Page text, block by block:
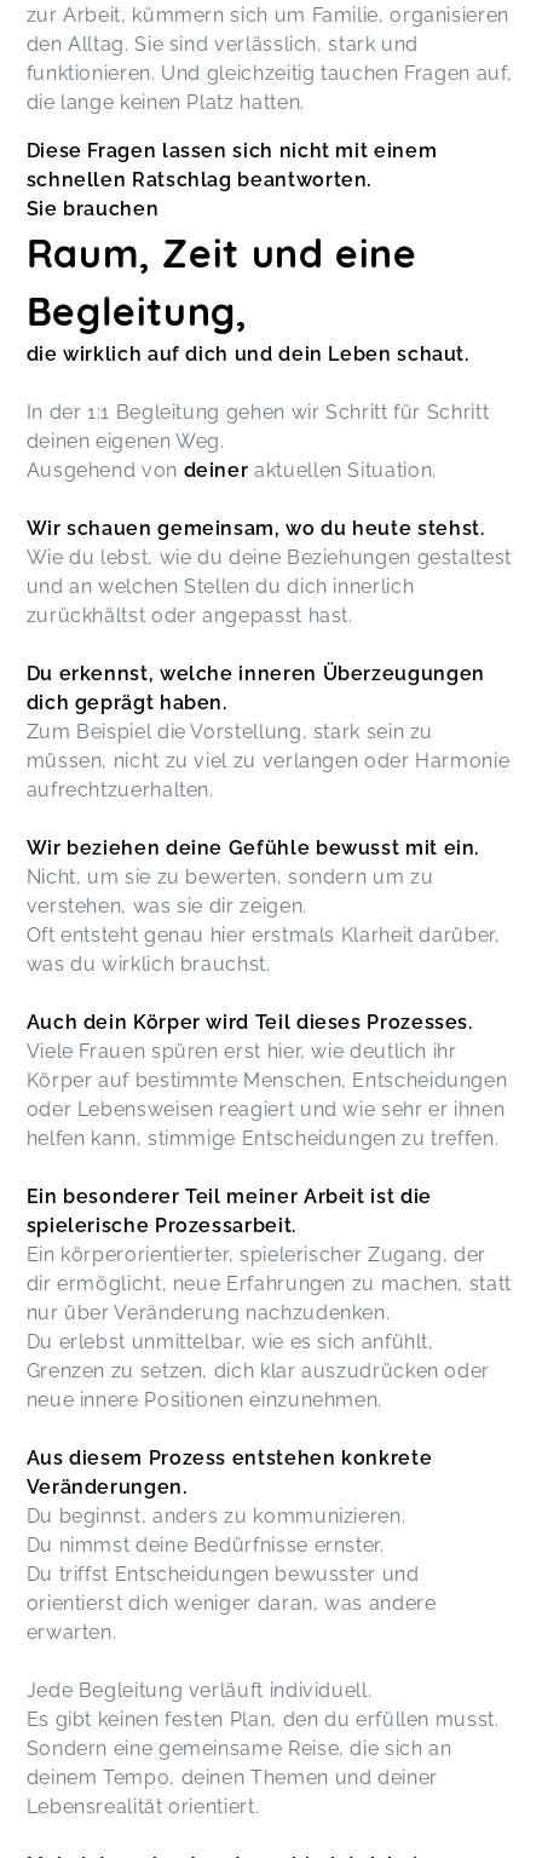
zur Arbeit, kümmern sich um Familie, organisieren
den Alltag. Sie sind verlässlich, stark und
funktionieren. Und gleichzeitig tauchen Fragen auf,
die lange keinen Platz hatten.
Diese Fragen lassen sich nicht mit einem
schnellen Ratschlag beantworten.
Sie brauchen
Raum, Zeit und eine
Begleitung,
die wirklich auf dich und dein Leben schaut.
In der 1:1 Begleitung gehen wir Schritt für Schritt
deinen eigenen Weg.
Ausgehend von deiner aktuellen Situation.
Wir schauen gemeinsam, wo du heute stehst.
Wie du lebst, wie du deine Beziehungen gestaltest
und an welchen Stellen du dich innerlich
zurückhältst oder angepasst hast.
Du erkennst, welche inneren Überzeugungen
dich geprägt haben.
Zum Beispiel die Vorstellung, stark sein zu
müssen, nicht zu viel zu verlangen oder Harmonie
aufrechtzuerhalten.
Wir beziehen deine Gefühle bewusst mit ein.
Nicht, um sie zu bewerten, sondern um zu
verstehen, was sie dir zeigen.
Oft entsteht genau hier erstmals Klarheit darüber,
was du wirklich brauchst.
Auch dein Körper wird Teil dieses Prozesses.
Viele Frauen spüren erst hier, wie deutlich ihr
Körper auf bestimmte Menschen, Entscheidungen
oder Lebensweisen reagiert und wie sehr er ihnen
helfen kann, stimmige Entscheidungen zu treffen.
Ein besonderer Teil meiner Arbeit ist die
spielerische Prozessarbeit.
Ein körperorientierter, spielerischer Zugang, der
dir ermöglicht, neue Erfahrungen zu machen, statt
nur über Veränderung nachzudenken.
Du erlebst unmittelbar, wie es sich anfühlt,
Grenzen zu setzen, dich klar auszudrücken oder
neue innere Positionen einzunehmen.
Aus diesem Prozess entstehen konkrete
Veränderungen.
Du beginnst, anders zu kommunizieren.
Du nimmst deine Bedürfnisse ernster.
Du triffst Entscheidungen bewusster und
orientierst dich weniger daran, was andere
erwarten.
Jede Begleitung verläuft individuell.
Es gibt keinen festen Plan, den du erfüllen musst.
Sondern eine gemeinsame Reise, die sich an
deinem Tempo, deinen Themen und deiner
Lebensrealität orientiert.